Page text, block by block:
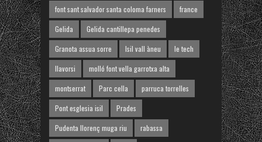
font sant salvador santa coloma farners
france
Gelida
Gelida cantillepa penedes
Granota assua sorre
Isil vall àneu
le tech
llavorsi
molló font vella garrotxa alta
montserrat
Parc cella
parruca torrelles
Pont esglesia isil
Prades
Pudenta llorenç muga riu
rabassa